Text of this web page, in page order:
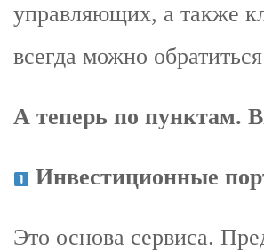
управляющих, а также
всегда можно
А теперь по пунктам.
Инвестиционные
Это основа сервиса.